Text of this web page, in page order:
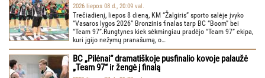
2026 liepos 08 d., 20:09 val.
Trečiadienį, liepos 8 dieną, KM “Žalgiris” sporto salėje įvyko
“Vasaros lygos 2026” Bronzinis finalas tarp BC “Boom” bei
“Team 97”.Rungtynes kiek sėkmingiau pradėjo “Team 97” ekipa,
kuri įgijo nežymų pranašumą, o…
BC „Pilėnai“ dramatiškoje pusfinalio kovoje palaužė
„Team 97“ ir žengė į finalą